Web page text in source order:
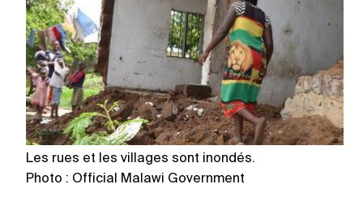
Les rues et les villages sont inondés.
Photo : Official Malawi Government